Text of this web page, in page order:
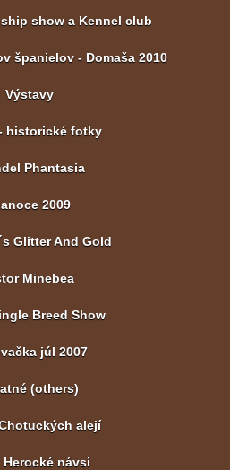
show a Kennel club
španielov - Domaša 2010
Výstavy
historické fotky
Phantasia
2009
Glitter And Gold
Minebea
Breed Show
júl 2007
(others)
alejí
Herocké návsi